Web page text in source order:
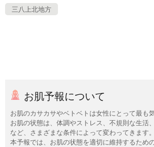
三八上北地方
お肌予報について
お肌のカサカサやベトベトは女性にとって最も
お肌の状態は、体調やストレス、不規則な生活
など、さまざまな条件によって変わってきます。
本予報では、お肌の状態を適切に維持するため